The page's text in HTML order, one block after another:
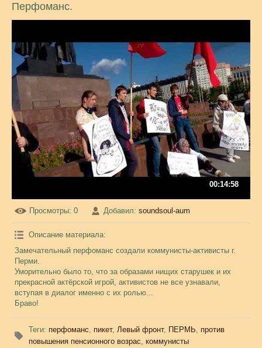
Перфоманс.
00:14:58
Просмотры: 0 Добавил: soundsoul-aum
Описание материала:
Замечательный перфоманс создали коммунисты-активисты г.
Перми.
Уморительно было то, что за образами нищих старушек и их
прекрасной актёрской игрой, активистов не все узнавали,
вступая в диалог именно с их ролью...
Браво!
Теги: перфоманс, пикет, Левый фронт, ПЕРМЬ, против
повышения пенсионного возрас, коммунисты